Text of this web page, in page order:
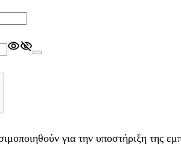
για την υποστήριξη της